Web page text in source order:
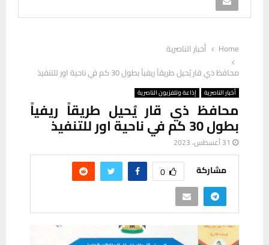
Home
أخبار الناصرية
محافظ ذي قار يُحيل طريقاً ريفياً بطول 30 كم في ناحية اور للتنفيذ
أخبار الناصرية إذاعة وتلفزيون الناصرية
محافظ ذي قار يُحيل طريقاً ريفياً
بطول 30 كم في ناحية اور للتنفيذ
31 أغسطس، 2023
مشاركة 0